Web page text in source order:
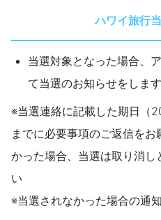
ハワイ旅行
当選対象となった場合、
て当選のお知らせをします
※当選連絡に記載した期日（
までに必要事項のご返信を
かった場合、当選は取り消し
い
※当選されなかった場合の通